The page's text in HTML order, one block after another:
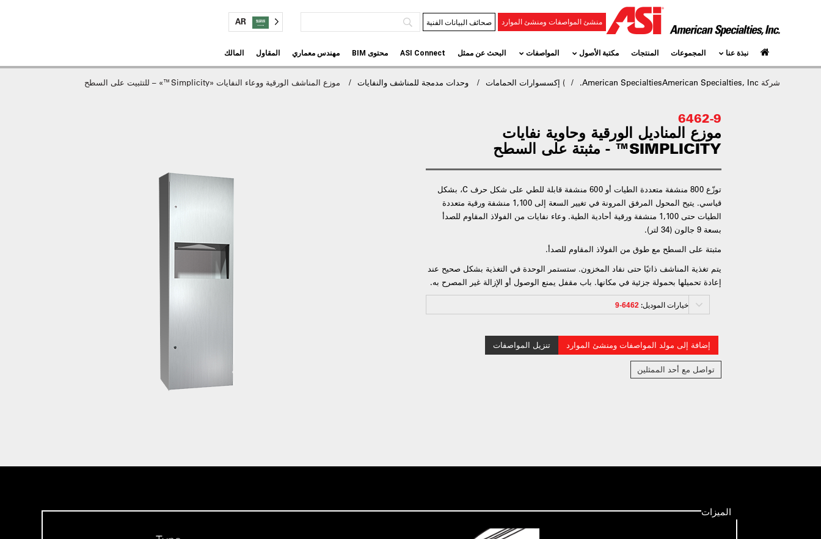
منشئ المواصفات ومنشئ الموارد صحائف البيانات الفنية AR
نبذة عنا المجموعات المنتجات مكتبة الأصول المواصفات البحث عن ممثل ASI Connect محتوى BIM مهندس معماري المقاول المالك
شركة American SpecialtiesAmerican Specialties, Inc.
) إكسسوارات الحمامات وحدات مدمجة للمناشف والنفايات موزع المناشف الورقية ووعاء النفايات «Simplicity™» – للتثبيت على السطح
6462-9
موزع المناديل الورقية وحاوية نفايات
SIMPLICITY™ - مثبتة على السطح
توزّع 800 منشفة متعددة الطيات أو 600 منشفة قابلة للطي على شكل حرف C، بشكل
قياسي. يتيح المحول المرفق المرونة في تغيير السعة إلى 1,100 منشفة ورقية متعددة
الطيات حتى 1,100 منشفة ورقية أحادية الطية. وعاء نفايات من الفولاذ المقاوم للصدأ
بسعة 9 جالون (34 لتر).
مثبتة على السطح مع طوق من الفولاذ المقاوم للصدأ.
يتم تغذية المناشف ذاتيًا حتى نفاد المخزون. ستستمر الوحدة في التغذية بشكل صحيح عند
إعادة تحميلها بحمولة جزئية في مكانها. باب مقفل يمنع الوصول أو الإزالة غير المصرح به.
خيارات الموديل: 6462-9
إضافة إلى مولد المواصفات ومنشئ الموارد تنزيل المواصفات
تواصل مع أحد الممثلين
الميزات